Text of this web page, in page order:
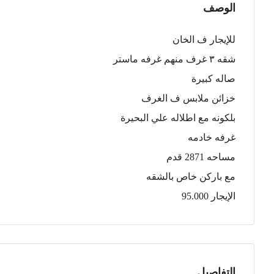
الوصف
للإيجار ف الخان
شقه ٣ غرف منهم غرفه ماستر
صاله كبيرة
خزائن ملابس ف الغرف
بلكونه مع اطلاله علي البحيرة
غرفه خادمه
مساحه 2871 قدم
مع باركن خاص بالشقه
الإيجار 95.000